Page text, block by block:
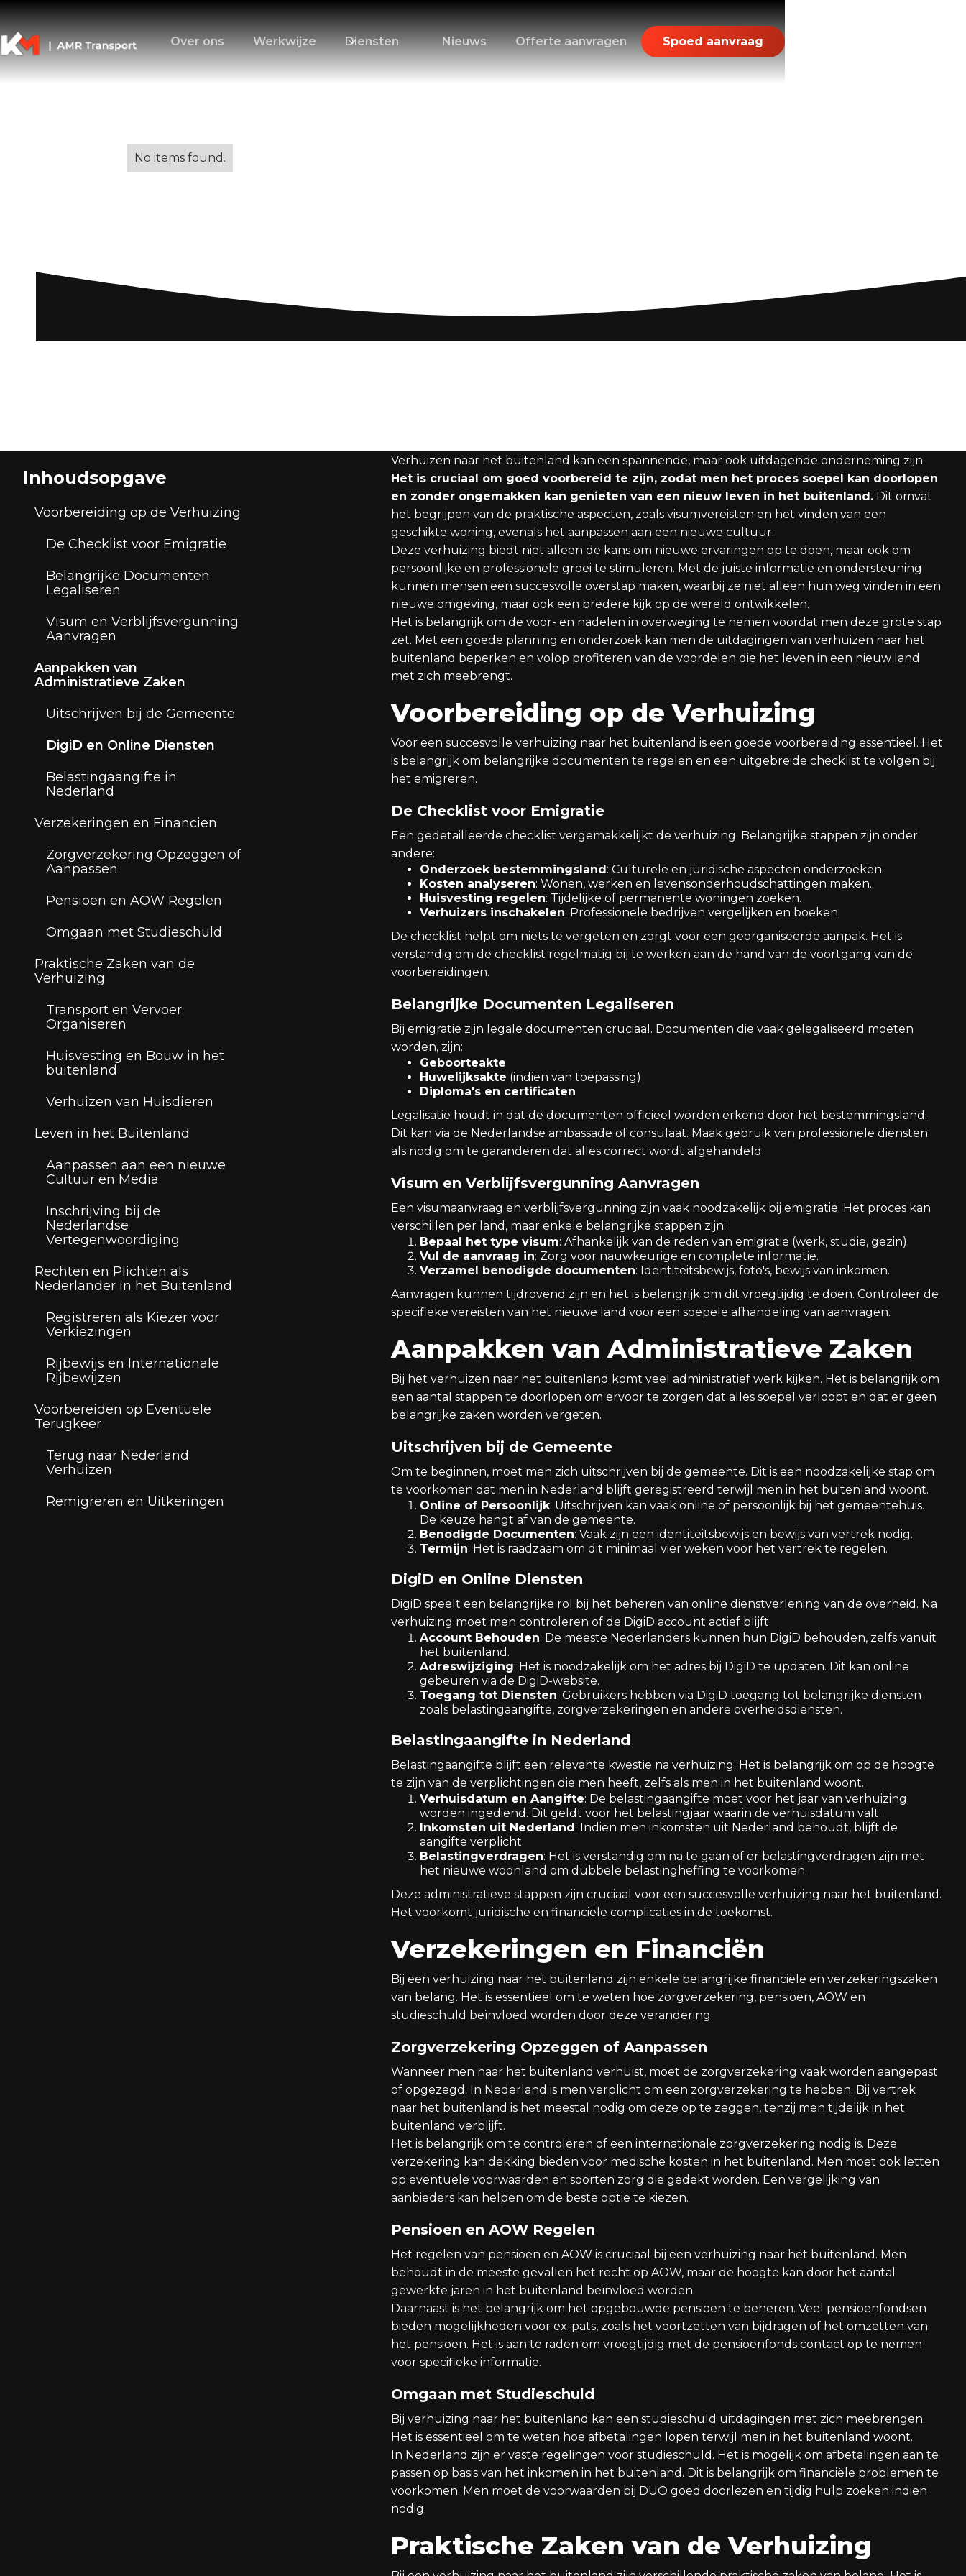
Over ons Werkwijze Diensten Nieuws Offerte aanvragen Spoed aanvraag
No items found.
Inhoudsopgave
Voorbereiding op de Verhuizing
De Checklist voor Emigratie
Belangrijke Documenten
Legaliseren
Visum en Verblijfsvergunning
Aanvragen
Aanpakken van
Administratieve Zaken
Uitschrijven bij de Gemeente
DigiD en Online Diensten
Belastingaangifte in
Nederland
Verzekeringen en Financiën
Zorgverzekering Opzeggen of
Aanpassen
Pensioen en AOW Regelen
Omgaan met Studieschuld
Praktische Zaken van de
Verhuizing
Transport en Vervoer
Organiseren
Huisvesting en Bouw in het
buitenland
Verhuizen van Huisdieren
Leven in het Buitenland
Aanpassen aan een nieuwe
Cultuur en Media
Inschrijving bij de
Nederlandse
Vertegenwoordiging
Rechten en Plichten als
Nederlander in het Buitenland
Registreren als Kiezer voor
Verkiezingen
Rijbewijs en Internationale
Rijbewijzen
Voorbereiden op Eventuele
Terugkeer
Terug naar Nederland
Verhuizen
Remigreren en Uitkeringen
Verhuizen naar het buitenland kan een spannende, maar ook uitdagende onderneming zijn.
Het is cruciaal om goed voorbereid te zijn, zodat men het proces soepel kan doorlopen
en zonder ongemakken kan genieten van een nieuw leven in het buitenland. Dit omvat
het begrijpen van de praktische aspecten, zoals visumvereisten en het vinden van een
geschikte woning, evenals het aanpassen aan een nieuwe cultuur.
Deze verhuizing biedt niet alleen de kans om nieuwe ervaringen op te doen, maar ook om
persoonlijke en professionele groei te stimuleren. Met de juiste informatie en ondersteuning
kunnen mensen een succesvolle overstap maken, waarbij ze niet alleen hun weg vinden in een
nieuwe omgeving, maar ook een bredere kijk op de wereld ontwikkelen.
Het is belangrijk om de voor- en nadelen in overweging te nemen voordat men deze grote stap
zet. Met een goede planning en onderzoek kan men de uitdagingen van verhuizen naar het
buitenland beperken en volop profiteren van de voordelen die het leven in een nieuw land
met zich meebrengt.
Voorbereiding op de Verhuizing
Voor een succesvolle verhuizing naar het buitenland is een goede voorbereiding essentieel. Het
is belangrijk om belangrijke documenten te regelen en een uitgebreide checklist te volgen bij
het emigreren.
De Checklist voor Emigratie
Een gedetailleerde checklist vergemakkelijkt de verhuizing. Belangrijke stappen zijn onder
andere:
Onderzoek bestemmingsland: Culturele en juridische aspecten onderzoeken.
Kosten analyseren: Wonen, werken en levensonderhoudschattingen maken.
Huisvesting regelen: Tijdelijke of permanente woningen zoeken.
Verhuizers inschakelen: Professionele bedrijven vergelijken en boeken.
De checklist helpt om niets te vergeten en zorgt voor een georganiseerde aanpak. Het is
verstandig om de checklist regelmatig bij te werken aan de hand van de voortgang van de
voorbereidingen.
Belangrijke Documenten Legaliseren
Bij emigratie zijn legale documenten cruciaal. Documenten die vaak gelegaliseerd moeten
worden, zijn:
Geboorteakte
Huwelijksakte (indien van toepassing)
Diploma's en certificaten
Legalisatie houdt in dat de documenten officieel worden erkend door het bestemmingsland.
Dit kan via de Nederlandse ambassade of consulaat. Maak gebruik van professionele diensten
als nodig om te garanderen dat alles correct wordt afgehandeld.
Visum en Verblijfsvergunning Aanvragen
Een visumaanvraag en verblijfsvergunning zijn vaak noodzakelijk bij emigratie. Het proces kan
verschillen per land, maar enkele belangrijke stappen zijn:
Bepaal het type visum: Afhankelijk van de reden van emigratie (werk, studie, gezin).
Vul de aanvraag in: Zorg voor nauwkeurige en complete informatie.
Verzamel benodigde documenten: Identiteitsbewijs, foto's, bewijs van inkomen.
Aanvragen kunnen tijdrovend zijn en het is belangrijk om dit vroegtijdig te doen. Controleer de
specifieke vereisten van het nieuwe land voor een soepele afhandeling van aanvragen.
Aanpakken van Administratieve Zaken
Bij het verhuizen naar het buitenland komt veel administratief werk kijken. Het is belangrijk om
een aantal stappen te doorlopen om ervoor te zorgen dat alles soepel verloopt en dat er geen
belangrijke zaken worden vergeten.
Uitschrijven bij de Gemeente
Om te beginnen, moet men zich uitschrijven bij de gemeente. Dit is een noodzakelijke stap om
te voorkomen dat men in Nederland blijft geregistreerd terwijl men in het buitenland woont.
Online of Persoonlijk: Uitschrijven kan vaak online of persoonlijk bij het gemeentehuis.
De keuze hangt af van de gemeente.
Benodigde Documenten: Vaak zijn een identiteitsbewijs en bewijs van vertrek nodig.
Termijn: Het is raadzaam om dit minimaal vier weken voor het vertrek te regelen.
DigiD en Online Diensten
DigiD speelt een belangrijke rol bij het beheren van online dienstverlening van de overheid. Na
verhuizing moet men controleren of de DigiD account actief blijft.
Account Behouden: De meeste Nederlanders kunnen hun DigiD behouden, zelfs vanuit
het buitenland.
Adreswijziging: Het is noodzakelijk om het adres bij DigiD te updaten. Dit kan online
gebeuren via de DigiD-website.
Toegang tot Diensten: Gebruikers hebben via DigiD toegang tot belangrijke diensten
zoals belastingaangifte, zorgverzekeringen en andere overheidsdiensten.
Belastingaangifte in Nederland
Belastingaangifte blijft een relevante kwestie na verhuizing. Het is belangrijk om op de hoogte
te zijn van de verplichtingen die men heeft, zelfs als men in het buitenland woont.
Verhuisdatum en Aangifte: De belastingaangifte moet voor het jaar van verhuizing
worden ingediend. Dit geldt voor het belastingjaar waarin de verhuisdatum valt.
Inkomsten uit Nederland: Indien men inkomsten uit Nederland behoudt, blijft de
aangifte verplicht.
Belastingverdragen: Het is verstandig om na te gaan of er belastingverdragen zijn met
het nieuwe woonland om dubbele belastingheffing te voorkomen.
Deze administratieve stappen zijn cruciaal voor een succesvolle verhuizing naar het buitenland.
Het voorkomt juridische en financiële complicaties in de toekomst.
Verzekeringen en Financiën
Bij een verhuizing naar het buitenland zijn enkele belangrijke financiële en verzekeringszaken
van belang. Het is essentieel om te weten hoe zorgverzekering, pensioen, AOW en
studieschuld beïnvloed worden door deze verandering.
Zorgverzekering Opzeggen of Aanpassen
Wanneer men naar het buitenland verhuist, moet de zorgverzekering vaak worden aangepast
of opgezegd. In Nederland is men verplicht om een zorgverzekering te hebben. Bij vertrek
naar het buitenland is het meestal nodig om deze op te zeggen, tenzij men tijdelijk in het
buitenland verblijft.
Het is belangrijk om te controleren of een internationale zorgverzekering nodig is. Deze
verzekering kan dekking bieden voor medische kosten in het buitenland. Men moet ook letten
op eventuele voorwaarden en soorten zorg die gedekt worden. Een vergelijking van
aanbieders kan helpen om de beste optie te kiezen.
Pensioen en AOW Regelen
Het regelen van pensioen en AOW is cruciaal bij een verhuizing naar het buitenland. Men
behoudt in de meeste gevallen het recht op AOW, maar de hoogte kan door het aantal
gewerkte jaren in het buitenland beïnvloed worden.
Daarnaast is het belangrijk om het opgebouwde pensioen te beheren. Veel pensioenfondsen
bieden mogelijkheden voor ex-pats, zoals het voortzetten van bijdragen of het omzetten van
het pensioen. Het is aan te raden om vroegtijdig met de pensioenfonds contact op te nemen
voor specifieke informatie.
Omgaan met Studieschuld
Bij verhuizing naar het buitenland kan een studieschuld uitdagingen met zich meebrengen.
Het is essentieel om te weten hoe afbetalingen lopen terwijl men in het buitenland woont.
In Nederland zijn er vaste regelingen voor studieschuld. Het is mogelijk om afbetalingen aan te
passen op basis van het inkomen in het buitenland. Dit is belangrijk om financiële problemen te
voorkomen. Men moet de voorwaarden bij DUO goed doorlezen en tijdig hulp zoeken indien
nodig.
Praktische Zaken van de Verhuizing